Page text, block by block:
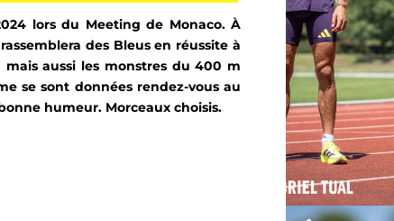
lors du Meeting de Monaco. À
des Bleus en réussite à
mais aussi les monstres du 400 m
se sont données rendez-vous au
humeur. Morceaux choisis.